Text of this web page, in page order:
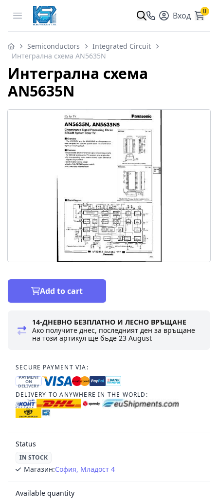
Open menu Вход 0
Semiconductors
Integrated Circuit
Интегрална схема AN5635N
Интегрална схема
AN5635N
Add to cart
14-ДНЕВНО БЕЗПЛАТНО И ЛЕСНО ВРЪЩАНЕ
Ако получите днес, последният ден за връщане
на този артикул ще бъде23 August
SECURE PAYMENT VIA:
PAYMENT
ON
DELIVERY
DELIVERY TO ANYWHERE IN THE WORLD:
Status
IN STOCK
Магазин:София, Младост 4
Available quantity